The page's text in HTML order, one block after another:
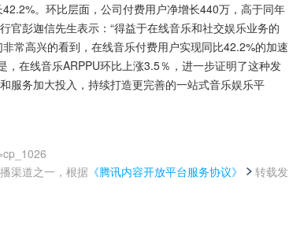
。环比层面，公司付费用户净增长440万，高于同年
彭迦信先生表示：“得益于在线音乐和社交娱乐业务的
常高兴的看到，在线音乐付费用户实现同比42.2%的加速
在线音乐ARPPU环比上涨3.5％，进一步证明了这种发
服务加大投入，持续打造更完善的一站式音乐娱乐平
渠道之一，根据 《腾讯内容开放平台服务协议》
转载发